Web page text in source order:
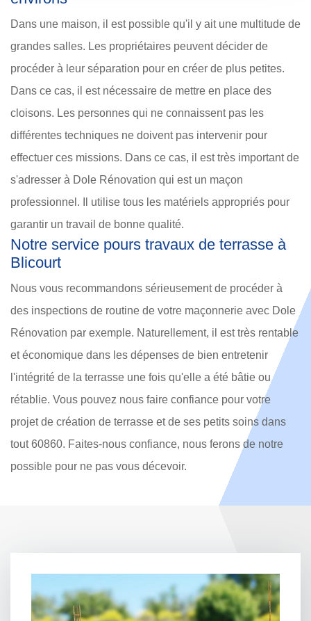
Dans une maison, il est possible qu'il y ait une multitude de
grandes salles. Les propriétaires peuvent décider de
procéder à leur séparation pour en créer de plus petites.
Dans ce cas, il est nécessaire de mettre en place des
cloisons. Les personnes qui ne connaissent pas les
différentes techniques ne doivent pas intervenir pour
effectuer ces missions. Dans ce cas, il est très important de
s'adresser à Dole Rénovation qui est un maçon
professionnel. Il utilise tous les matériels appropriés pour
garantir un travail de bonne qualité.
Notre service pours travaux de terrasse à
Blicourt
Nous vous recommandons sérieusement de procéder à
des inspections de routine de votre maçonnerie avec Dole
Rénovation par exemple. Naturellement, il est très rentable
et économique dans les dépenses de bien entretenir
l'intégrité de la terrasse une fois qu'elle a été bâtie ou
rétablie. Vous pouvez nous faire confiance pour votre
projet de création de terrasse et de ses petits soins dans
tout 60860. Faites-nous confiance, nous ferons de notre
possible pour ne pas vous décevoir.